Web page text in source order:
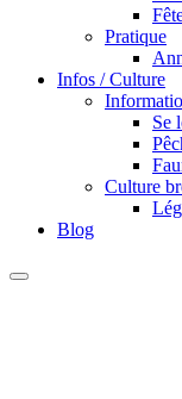
Pratique
Infos / Culture
Se
Culture
Blog